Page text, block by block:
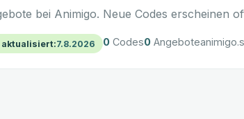
bei Animigo. Neue Codes erscheinen
aktualisiert:7.8.2026 0 Codes0 Angebote